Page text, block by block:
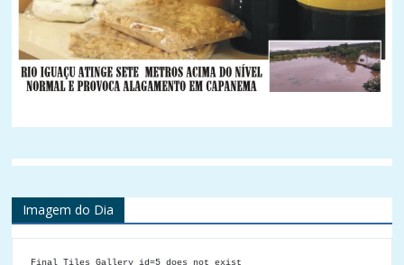
Imagem do Dia
Final Tiles Gallery id=5 does not exist